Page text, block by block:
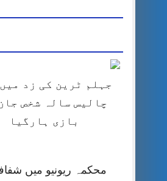
جہلم ٹرین کی زد
چالیس سالہ شخص
بازی ہارگیا
محکمہ ریونیو میں